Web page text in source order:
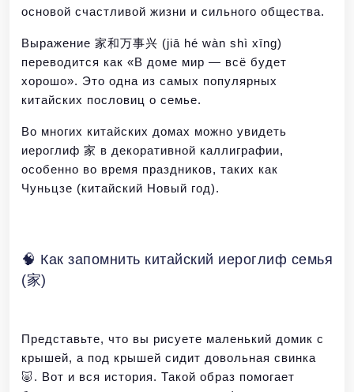
основой счастливой жизни и сильного общества.
Выражение 家和万事兴 (jiā hé wàn shì xīng)
переводится как «В доме мир — всё будет
хорошо». Это одна из самых популярных
китайских пословиц о семье.
Во многих китайских домах можно увидеть
иероглиф 家 в декоративной каллиграфии,
особенно во время праздников, таких как
Чуньцзе (китайский Новый год).
🧠 Как запомнить китайский иероглиф семья
(家)
Представьте, что вы рисуете маленький домик с
крышей, а под крышей сидит довольная свинка
🐷. Вот и вся история. Такой образ помогает